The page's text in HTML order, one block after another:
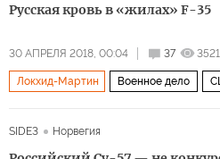
гиперзвуковое оружие гонка
Русская кровь в «жилах» F-35
30 АПРЕЛЯ 2018, 00:04 37
Локхид-Мартин Военное дело
SIDE3
Норвегия